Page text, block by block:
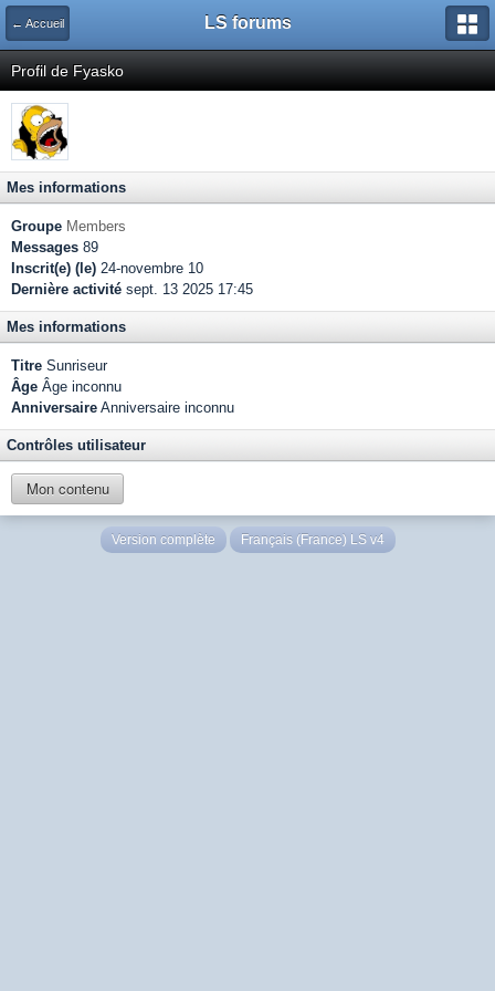
← Accueil LS forums
Profil de Fyasko
Mes informations
Groupe Members
Messages 89
Inscrit(e) (le) 24-novembre 10
Dernière activité sept. 13 2025 17:45
Mes informations
Titre Sunriseur
Âge Âge inconnu
Anniversaire Anniversaire inconnu
Contrôles utilisateur
Mon contenu
Version complète Français (France) LS v4